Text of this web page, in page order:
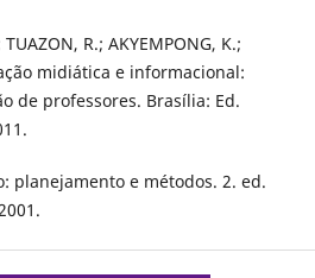
R.; AKYEMPONG, K.;
midiática e informacional:
de professores. Brasília: Ed.
planejamento e métodos. 2. ed.